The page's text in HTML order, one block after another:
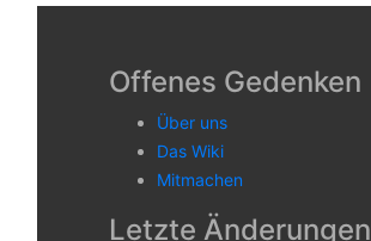
Offenes Gedenken
Über uns
Das Wiki
Mitmachen
Letzte Änderungen